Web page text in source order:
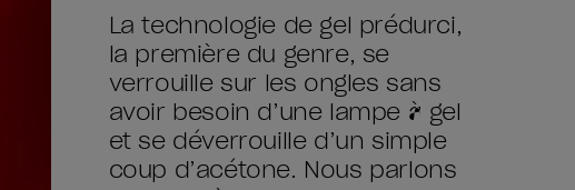
La technologie de gel prédurci,
la première du genre, se
verrouille sur les ongles sans
avoir besoin d’une lampe à gel
et se déverrouille d’un simple
coup d’acétone. Nous parlons